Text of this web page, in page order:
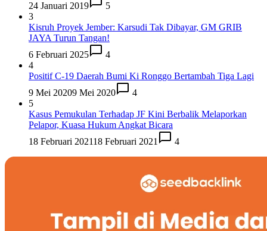
24 Januari 2019
5
3
Kisruh Proyek Jember: Karsudi Tak Dibayar, GM GRIB
JAYA Turun Tangan!
6 Februari 2025
4
4
Positif C-19 Daerah Bumi Ki Ronggo Bertambah Tiga Lagi
9 Mei 20209 Mei 2020
4
5
Kasus Pemukulan Terhadap JF Kini Berbalik Melaporkan
Pelapor, Kuasa Hukum Angkat Bicara
18 Februari 202118 Februari 2021 4